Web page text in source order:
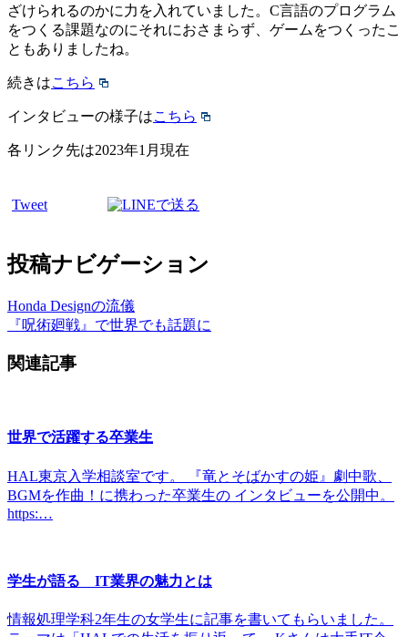
ざけられるのかに力を入れていました。C言語のプログラム
をつくる課題なのにそれにおさまらず、ゲームをつくったこ
ともありましたね。
続きはこちら
インタビューの様子はこちら
各リンク先は2023年1月現在
Tweet
投稿ナビゲーション
Honda Designの流儀
『呪術廻戦』で世界でも話題に
関連記事
世界で活躍する卒業生
HAL東京入学相談室です。 『竜とそばかすの姫』劇中歌、
BGMを作曲！に携わった卒業生の インタビューを公開中。
https:…
学生が語る IT業界の魅力とは
情報処理学科2年生の女学生に記事を書いてもらいました。